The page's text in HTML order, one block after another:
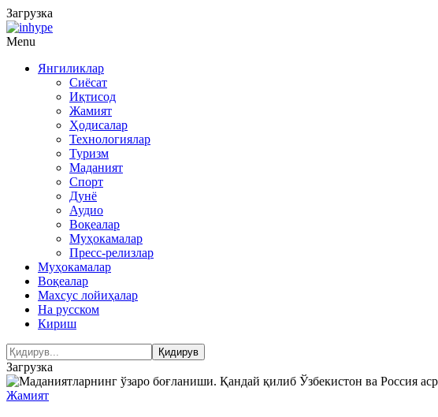
Загрузка
Menu
Янгиликлар
Сиёсат
Иқтисод
Жамият
Ҳодисалар
Технологиялар
Туризм
Маданият
Спорт
Дунё
Аудио
Воқеалар
Муҳокамалар
Пресс-релизлар
Муҳокамалар
Воқеалар
Махсус лойиҳалар
На русском
Кириш
Загрузка
Жамият